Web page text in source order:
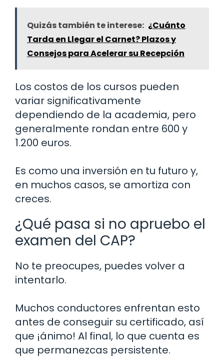
Quizás también te interese: ¿Cuánto
Tarda en Llegar el Carnet? Plazos y
Consejos para Acelerar su Recepción
Los costos de los cursos pueden
variar significativamente
dependiendo de la academia, pero
generalmente rondan entre 600 y
1.200 euros.
Es como una inversión en tu futuro y,
en muchos casos, se amortiza con
creces.
¿Qué pasa si no apruebo el
examen del CAP?
No te preocupes, puedes volver a
intentarlo.
Muchos conductores enfrentan esto
antes de conseguir su certificado, así
que ¡ánimo! Al final, lo que cuenta es
que permanezcas persistente.